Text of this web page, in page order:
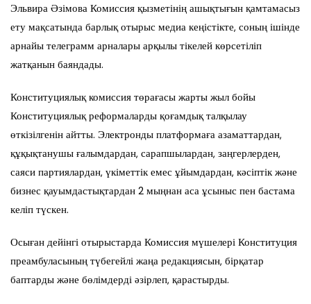
Эльвира Әзімова Комиссия қызметінің ашықтығын қамтамасыз
ету мақсатында барлық отырыс медиа кеңістікте, соның ішінде
арнайы телеграмм арналары арқылы тікелей көрсетіліп
жатқанын баяндады.
Конституциялық комиссия төрағасы жарты жыл бойы
Конституциялық реформаларды қоғамдық талқылау
өткізілгенін айтты. Электронды платформаға азаматтардан,
құқықтанушы ғалымдардан, сарапшылардан, заңгерлерден,
саяси партиялардан, үкіметтік емес ұйымдардан, кәсіптік және
бизнес қауымдастықтардан 2 мыңнан аса ұсыныс пен бастама
келіп түскен.
Осыған дейінгі отырыстарда Комиссия мүшелері Конституция
преамбуласының түбегейлі жаңа редакциясын, бірқатар
баптарды және бөлімдерді әзірлеп, қарастырды.